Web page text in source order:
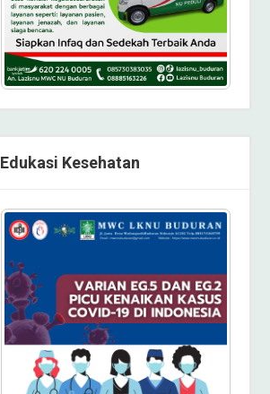
Edukasi Kesehatan